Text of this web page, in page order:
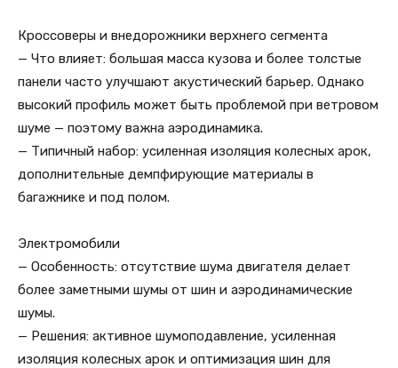
Кроссоверы и внедорожники верхнего сегмента
— Что влияет: большая масса кузова и более толстые
панели часто улучшают акустический барьер. Однако
высокий профиль может быть проблемой при ветровом
шуме — поэтому важна аэродинамика.
— Типичный набор: усиленная изоляция колесных арок,
дополнительные демпфирующие материалы в
багажнике и под полом.
Электромобили
— Особенность: отсутствие шума двигателя делает
более заметными шумы от шин и аэродинамические
шумы.
— Решения: активное шумоподавление, усиленная
изоляция колесных арок и оптимизация шин для